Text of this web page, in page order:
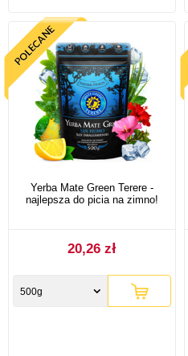
Yerba Mate Green Terere -
najlepsza do picia na zimno!
20,26 zł
500g